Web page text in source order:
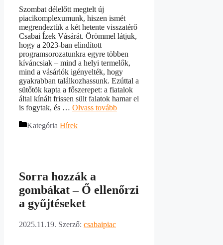
Szombat délelőtt megtelt új
piacikomplexumunk, hiszen ismét
megrendeztük a két hetente visszatérő
Csabai Ízek Vásárát. Örömmel látjuk,
hogy a 2023-ban elindított
programsorozatunkra egyre többen
kíváncsiak – mind a helyi termelők,
mind a vásárlók igényelték, hogy
gyakrabban találkozhassunk. Ezúttal a
sütőtök kapta a főszerepet: a fiatalok
által kínált frissen sült falatok hamar el
is fogytak, és … Olvass tovább
Kategória Hírek
Sorra hozzák a
gombákat – Ő ellenőrzi
a gyűjtéseket
2025.11.19. Szerző: csabaipiac